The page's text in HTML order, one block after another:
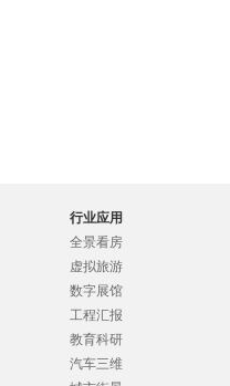
行业应用
全景看房
虚拟旅游
数字展馆
工程汇报
教育科研
汽车三维